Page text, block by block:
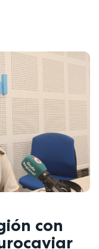
con